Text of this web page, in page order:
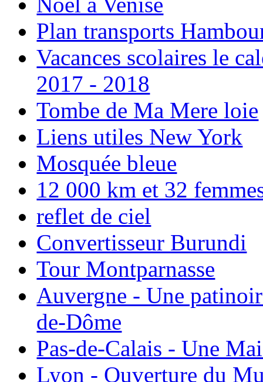
Plan transports
Vacances scolaires le
2017 - 2018
Tombe de Ma Mere loie
Liens utiles New York
Mosquée bleue
12 000 km et 32
reflet de ciel
Convertisseur Burundi
Tour Montparnasse
Auvergne - Une
de-Dôme
Pas-de-Calais - Une
Lyon - Ouverture du